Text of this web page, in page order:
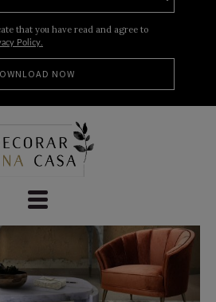
that you have read and agree to
Policy.